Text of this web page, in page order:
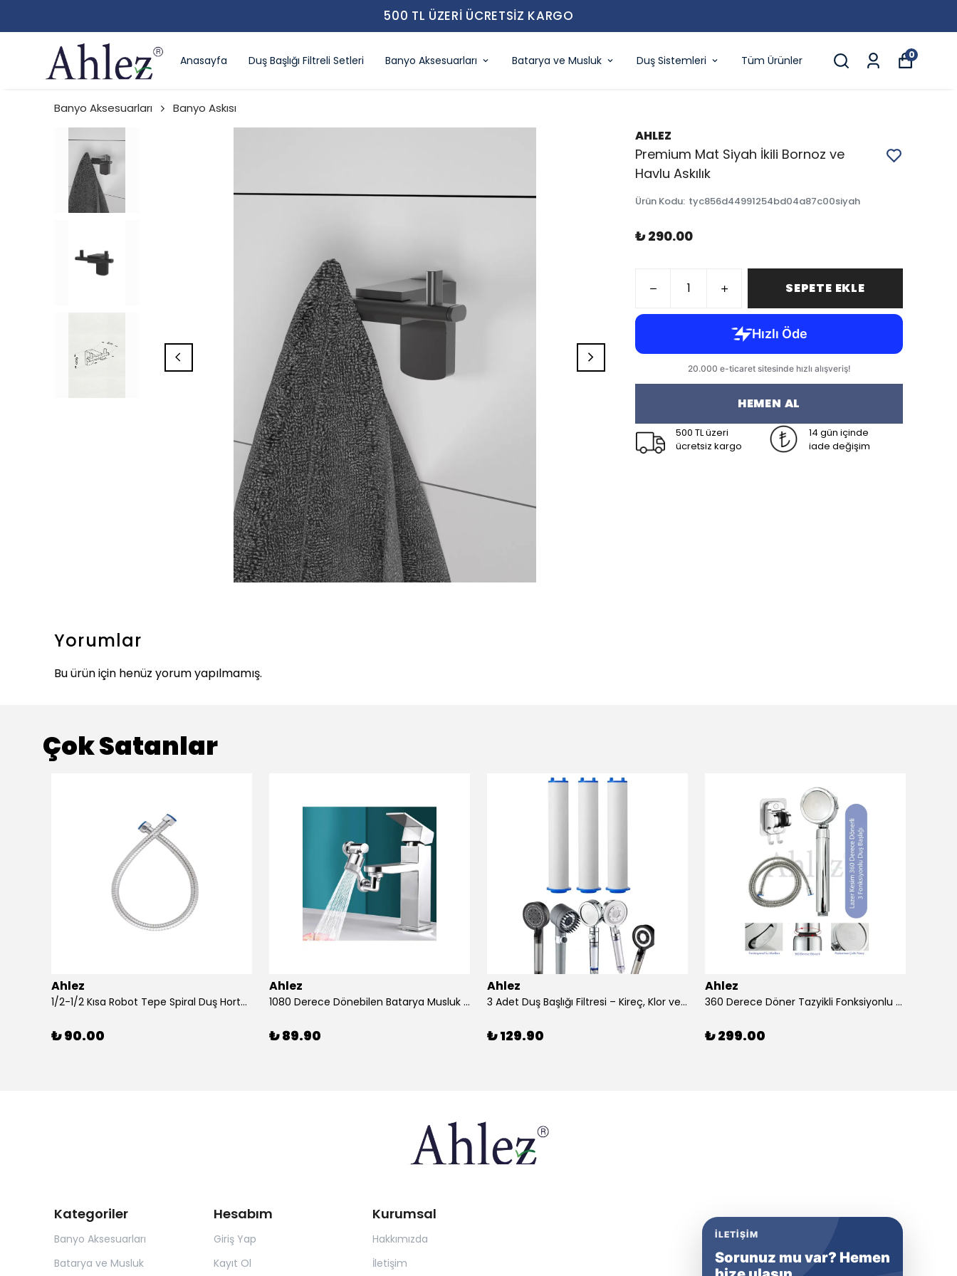
500 TL ÜZERI ÜCRETSIZ KARGO
Anasayfa Duş Başlığı Filtreli Setleri Banyo Aksesuarları Batarya ve Musluk Duş Sistemleri Tüm Ürünler 0
Banyo Aksesuarları Banyo Askısı
AHLEZ
Premium Mat Siyah İkili Bornoz ve
Havlu Askılık
Ürün Kodu: tyc856d44991254bd04a87c00siyah
₺ 290.00
SEPETE EKLE
HEMEN AL
500 TL üzeri
ücretsiz kargo
14 gün içinde
iade değişim
Yorumlar
Bu ürün için henüz yorum yapılmamış.
Çok Satanlar
Ahlez
1/2-1/2 Kısa Robot Tepe Spiral Duş Hortumu 60cm
₺ 90.00
Ahlez
1080 Derece Dönebilen Batarya Musluk Başlığı Krom Batarya 2 Fonksiyonlu Musluk Başlığı
₺ 89.90
Ahlez
3 Adet Duş Başlığı Filtresi – Kireç, Klor ve Pas Önleyici Yedek Filtre Seti
₺ 129.90
Ahlez
360 Derece Döner Tazyikli Fonksiyonlu Duş Başlığı Yapışkan Mafsallı Duş Sistemi
₺ 299.00
Kategoriler
Banyo Aksesuarları
Batarya ve Musluk
Hesabım
Giriş Yap
Kayıt Ol
Kurumsal
Hakkımızda
İletişim
İLETIŞIM
Sorunuz mu var? Hemen